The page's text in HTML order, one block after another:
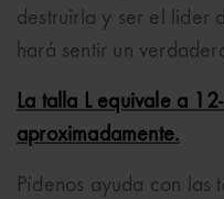
destruirla y ser el lider
hará sentir un
La talla L equivale a
aproximadamente.
Pídenos ayuda con las